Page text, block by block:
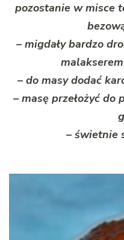
pozostanie w misce
– migdały bardzo
– do masy dodać
– masę przełożyć
– świetnie